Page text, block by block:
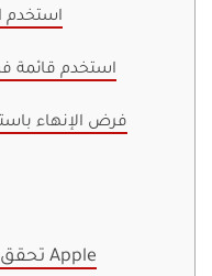
استخدم
استخدم قائمة
فرض الإنهاء
5. تحقق من صفحة حالة نظام Apple